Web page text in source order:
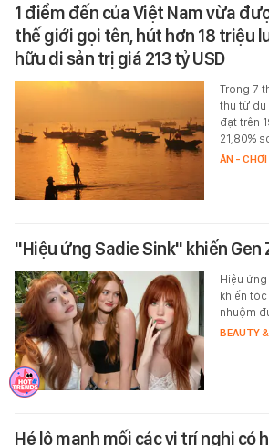
1 điểm đến của Việt Nam vừa
thế giới gọi tên, hút hơn 18 triệu
hữu di sản trị giá 213 tỷ USD
Trong 7
thu từ du
đạt trên
21,80%
ĂN -
"Hiệu ứng Sadie Sink" khiến Gen
Hiệu
khiến
nhuộm
BEAUTY
Hé lộ manh mối các vị trí nghi có